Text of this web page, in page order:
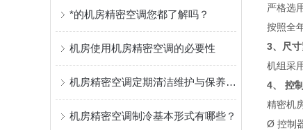
*的机房精密空调您都了解吗？
机房使用机房精密空调的必要性
机房精密空调定期清洁维护与保养的重要性!!!
机房精密空调制冷基本形式有哪些？
严格选
按照全
3、
尺
机组采
4、
控
精密机
Ø 控制